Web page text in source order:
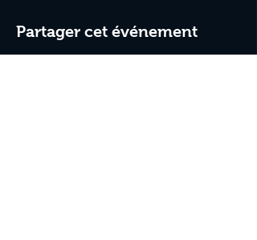
Partager cet événement